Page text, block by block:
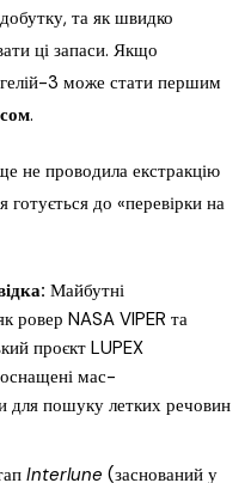
та як швидко
ці запаси. Якщо
гелій-3 може стати першим
.
не проводила екстракцію
готується до «перевірки на
Майбутні
ровер NASA VIPER та
проєкт LUPEX
мас-
для пошуку летких речовин
Interlune (заснований у